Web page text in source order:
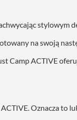
stylowym
na swoją
Camp ACTIVE
Oznacza to